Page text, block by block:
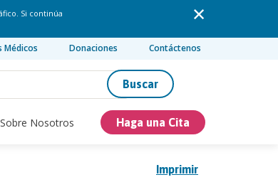
Si continúa
Médicos Donaciones Contáctenos
Buscar
Sobre Nosotros Haga una Cita
Imprimir